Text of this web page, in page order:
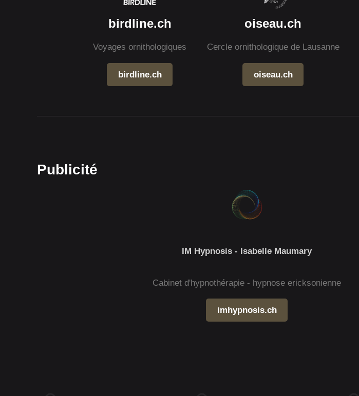
birdline.ch
Voyages ornithologiques
birdline.ch
oiseau.ch
Cercle ornithologique de Lausanne
oiseau.ch
Publicité
IM Hypnosis - Isabelle Maumary
Cabinet d'hypnothérapie - hypnose ericksonienne
imhypnosis.ch